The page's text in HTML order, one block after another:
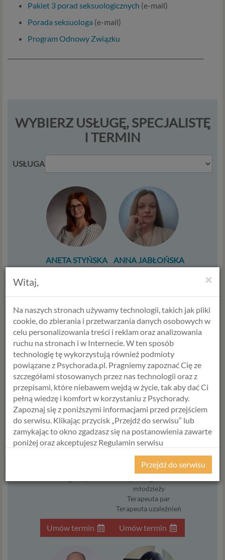
Pakiet 3 porad seksuologicznych (e-mail)
Porada seksuologa (e-mail)
Program Odnowy Związku
WYBIERZ USŁUGĘ, SPECJALISTĘ
I TERMIN
USŁUGA
ANETA STYŃSKA
Terapeuta par
Trener żywienia
Umów termin
ANNA JABŁOŃSKA
Psycholog dziecięcy
środowiskowy
Umów termin
ALICJA
KRAWCZYK
Psycholog
Umów termin
HANNA
ŚWIERCZEWSKA
Psycholog
Psychotraumatolog
Psychoonkolog
młodzieży
Terapeuta par
Terapeuta uzależnień
Umów termin
×
Witaj,
Na naszych stronach używamy technologii, takich jak pliki
cookie, do zbierania i przetwarzania danych osobowych w
celu personalizowania treści i reklam oraz analizowania
ruchu na stronach i w Internecie. W ten sposób
technologię tę wykorzystują również podmioty
powiązane z Psychorada.pl. Pragniemy zapoznać Cię ze
szczegółami stosowanych przez nas technologii oraz z
przepisami, które niebawem wejdą w życie, tak aby dać Ci
pełną wiedzę i komfort w korzystaniu z Psychorady.
Zapoznaj się z poniższymi informacjami przed przejściem
do serwisu. Klikając przycisk „Przejdź do serwisu” lub
zamykając to okno zgadzasz się na postanowienia zawarte
poniżej oraz akceptujesz Regulamin serwisu
Psychorada.pl i Politykę Prywatności.
Z dniem 25 maja 2018 r. rozpoczyna obowiązywanie
Rozporządzenie Parlamentu Europejskiego i Rady (UE)
2016/679 z dnia 27 kwietnia 2016 r. w sprawie ochrony
osób fizycznych w związku z przetwarzaniem danych
osobowych i w sprawie swobodnego przepływu takich
danych oraz uchylenia dyrektywy 95/46/WE (określane
Przejdź do serwisu